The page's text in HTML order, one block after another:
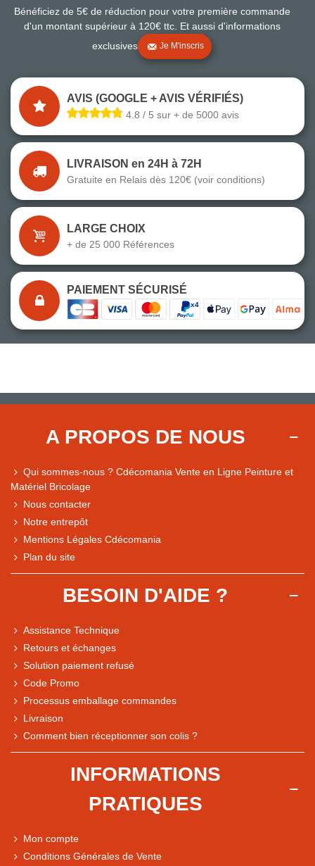
Comparaison des performances du magasin
Express, Chez vous, Point relais, Retrait magasin
Bénéficiez de 5€ de réduction pour votre première commande
d'un montant supérieur à 120€ ttc. Et aussi d'informations
exclusives
Je M'inscris
AVIS (GOOGLE + AVIS VÉRIFIÉS)
4.8 / 5 sur + de 5000 avis
LIVRAISON en 24H à 72H
Gratuite en Relais dès 120€ (voir conditions)
LARGE CHOIX
+ de 25 000 Références
PAIEMENT SÉCURISÉ
A PROPOS DE NOUS
Qui sommes-nous ? Cdécomania Vente en Ligne Peinture et
Matériel Bricolage
Nous contacter
Notre entrepôt
Mentions Légales Cdécomania
Plan du site
BESOIN D'AIDE ?
Assistance Technique
Retours et échanges
Solution paiement refusé
Code Promo
Processus emballage commandes
Livraison
Comment bien réceptionner son colis ?
INFORMATIONS
PRATIQUES
Mon compte
Conditions Générales de Vente